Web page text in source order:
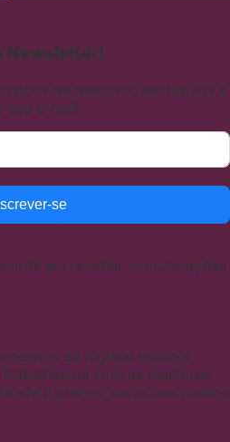
Newsletter!
de desconto exclusivos e
seu e-mail.
se
em receber comunicações
de higiene pessoal,
com as melhores
e preços justos aos nossos